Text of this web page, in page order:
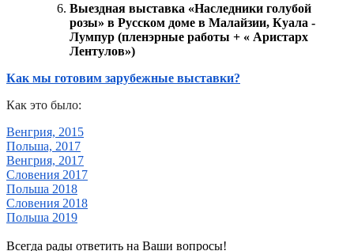
Выездная выставка «Наследники голубой
розы» в Русском доме в Малайзии, Куала -
Лумпур (пленэрные работы + « Аристарх
Лентулов»)
Как мы готовим зарубежные выставки?
Как это было:
Венгрия, 2015
Польша, 2017
Венгрия, 2017
Словения 2017
Польша 2018
Словения 2018
Польша 2019
Всегда рады ответить на Ваши вопросы!